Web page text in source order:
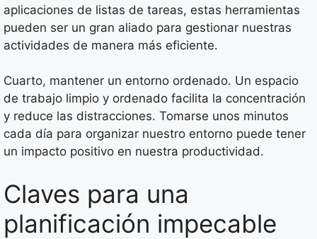
aplicaciones de listas de tareas, estas herramientas
pueden ser un gran aliado para gestionar nuestras
actividades de manera más eficiente.
Cuarto, mantener un entorno ordenado. Un espacio
de trabajo limpio y ordenado facilita la concentración
y reduce las distracciones. Tomarse unos minutos
cada día para organizar nuestro entorno puede tener
un impacto positivo en nuestra productividad.
Claves para una
planificación impecable